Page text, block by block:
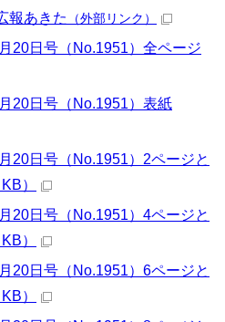
報あきた （外部リンク）
20日号（No.1951）全ページ
20日号（No.1951）表紙
20日号（No.1951）2ページと
）
20日号（No.1951）4ページと
）
20日号（No.1951）6ページと
）